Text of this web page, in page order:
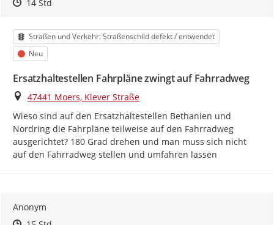
14 Std
Kategorie
Straßen und Verkehr: Straßenschild defekt / entwendet
Status
Neu
Ersatzhaltestellen Fahrpläne zwingt auf Fahrradweg
Ort
47441 Moers, Klever Straße
Wieso sind auf den Ersatzhaltestellen Bethanien und
Nordring die Fahrpläne teilweise auf den Fahrradweg
ausgerichtet? 180 Grad drehen und man muss sich nicht
auf den Fahrradweg stellen und umfahren lassen
Anonym